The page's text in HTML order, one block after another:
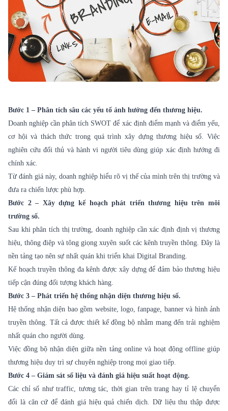
Bước 1 – Phân tích sâu các yếu tố ảnh hưởng đến thương hiệu.
Doanh nghiệp cần phân tích SWOT để xác định điểm mạnh và điểm yếu,
cơ hội và thách thức trong quá trình xây dựng thương hiệu số. Việc
nghiên cứu đối thủ và hành vi người tiêu dùng giúp xác định hướng đi
chính xác.
Từ đánh giá này, doanh nghiệp hiểu rõ vị thế của mình trên thị trường và
đưa ra chiến lược phù hợp.
Bước 2 – Xây dựng kế hoạch phát triển thương hiệu trên môi
trường số.
Sau khi phân tích thị trường, doanh nghiệp cần xác định định vị thương
hiệu, thông điệp và tông giọng xuyên suốt các kênh truyền thông. Đây là
nền tảng tạo nên sự nhất quán khi triển khai Digital Branding.
Kế hoạch truyền thông đa kênh được xây dựng để đảm bảo thương hiệu
tiếp cận đúng đối tượng khách hàng.
Bước 3 – Phát triển hệ thống nhận diện thương hiệu số.
Hệ thống nhận diện bao gồm website, logo, fanpage, banner và hình ảnh
truyền thông. Tất cả được thiết kế đồng bộ nhằm mang đến trải nghiệm
nhất quán cho người dùng.
Việc đồng bộ nhận diện giữa nền tảng online và hoạt động offline giúp
thương hiệu duy trì sự chuyên nghiệp trong mọi giao tiếp.
Bước 4 – Giám sát số liệu và đánh giá hiệu suất hoạt động.
Các chỉ số như traffic, tương tác, thời gian trên trang hay tỉ lệ chuyển
đổi là căn cứ để đánh giá hiệu quả chiến dịch. Dữ liệu thu thập được